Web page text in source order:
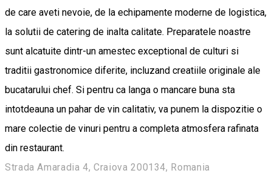
de care aveti nevoie, de la echipamente moderne de logistica,
la solutii de catering de inalta calitate. Preparatele noastre
sunt alcatuite dintr-un amestec exceptional de culturi si
traditii gastronomice diferite, incluzand creatiile originale ale
bucatarului chef. Si pentru ca langa o mancare buna sta
intotdeauna un pahar de vin calitativ, va punem la dispozitie o
mare colectie de vinuri pentru a completa atmosfera rafinata
din restaurant.
Strada Amaradia 4, Craiova 200134, Romania